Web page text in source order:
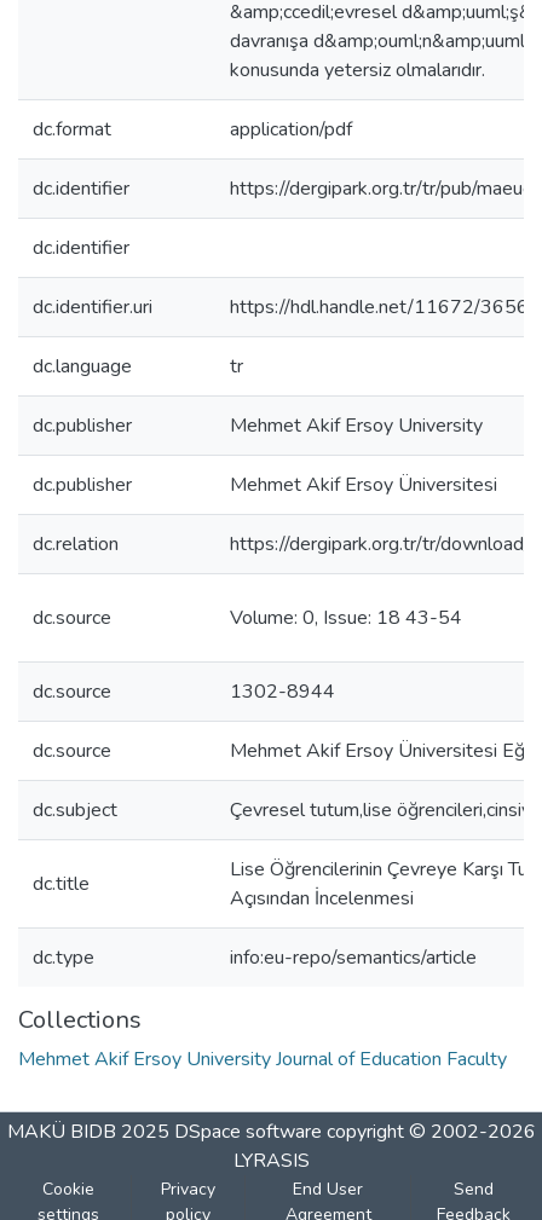
&amp;ccedil;evresel
davranışa
konusunda yetersiz olmalarıdır.
dc.format application/pdf
dc.identifier https://dergipark.org.tr/tr/pub/
dc.identifier
dc.identifier.uri https://hdl.handle.net/11672/3656
dc.language tr
dc.publisher Mehmet Akif Ersoy University
dc.publisher Mehmet Akif Ersoy Üniversitesi
dc.relation https://dergipark.org.tr/tr/
dc.source Volume: 0, Issue: 18 43-54
dc.source 1302-8944
dc.source Mehmet Akif Ersoy Üniversitesi
dc.subject Çevresel tutum,lise
dc.title
Lise Öğrencilerinin Çevreye Karşı
Açısından İncelenmesi
dc.type info:eu-repo/semantics/article
Collections
Mehmet Akif Ersoy University Journal of Education Faculty
MAKÜ BIDB 2025 DSpace software copyright © 2002-2026
LYRASIS
Cookie
settings
Privacy
policy
End User
Agreement
Send
Feedback